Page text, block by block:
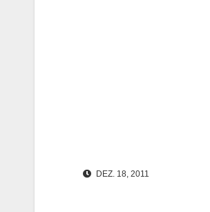
DEZ. 18, 2011